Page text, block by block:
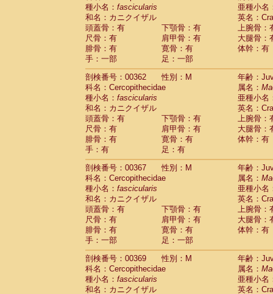
種小名： fascicularis
亜種小名
和名：カニクイザル
英名：
頭蓋骨：有
下顎骨：有
上腕骨：
尺骨：有
肩甲骨：有
大腿骨：
腓骨：有
寛骨：有
体幹：有
手：一部
足：一部
剖検番号：00362
性別：M
年齢：
科名：Cercopithecidae
属名：
種小名： fascicularis
亜種小名
和名：カニクイザル
英名：
頭蓋骨：有
下顎骨：有
上腕骨：
尺骨：有
肩甲骨：有
大腿骨：
腓骨：有
寛骨：有
体幹：有
手：有
足：有
剖検番号：00367
性別：M
年齢：
科名：Cercopithecidae
属名：
種小名： fascicularis
亜種小名
和名：カニクイザル
英名：
頭蓋骨：有
下顎骨：有
上腕骨：
尺骨：有
肩甲骨：有
大腿骨：
腓骨：有
寛骨：有
体幹：有
手：一部
足：一部
剖検番号：00369
性別：M
年齢：
科名：Cercopithecidae
属名：
種小名： fascicularis
亜種小名
和名：カニクイザル
英名：